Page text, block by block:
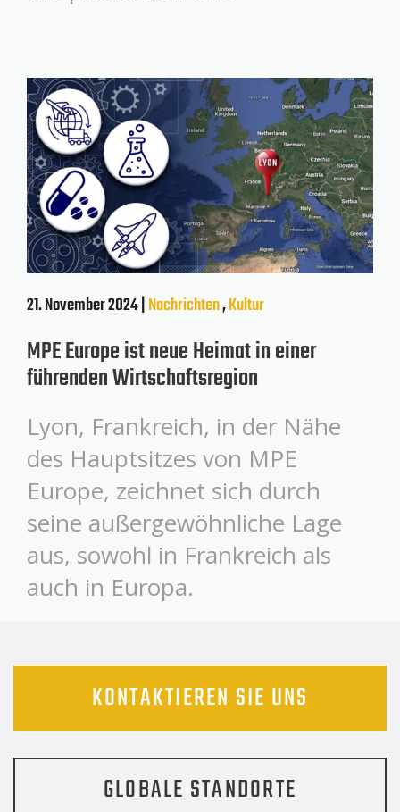
21. November 2024 |Nachrichten,Kultur
MPE Europe ist neue Heimat in einer
führenden Wirtschaftsregion
Lyon, Frankreich, in der Nähe
des Hauptsitzes von MPE
Europe, zeichnet sich durch
seine außergewöhnliche Lage
aus, sowohl in Frankreich als
auch in Europa.
KONTAKTIEREN SIE UNS
GLOBALE STANDORTE